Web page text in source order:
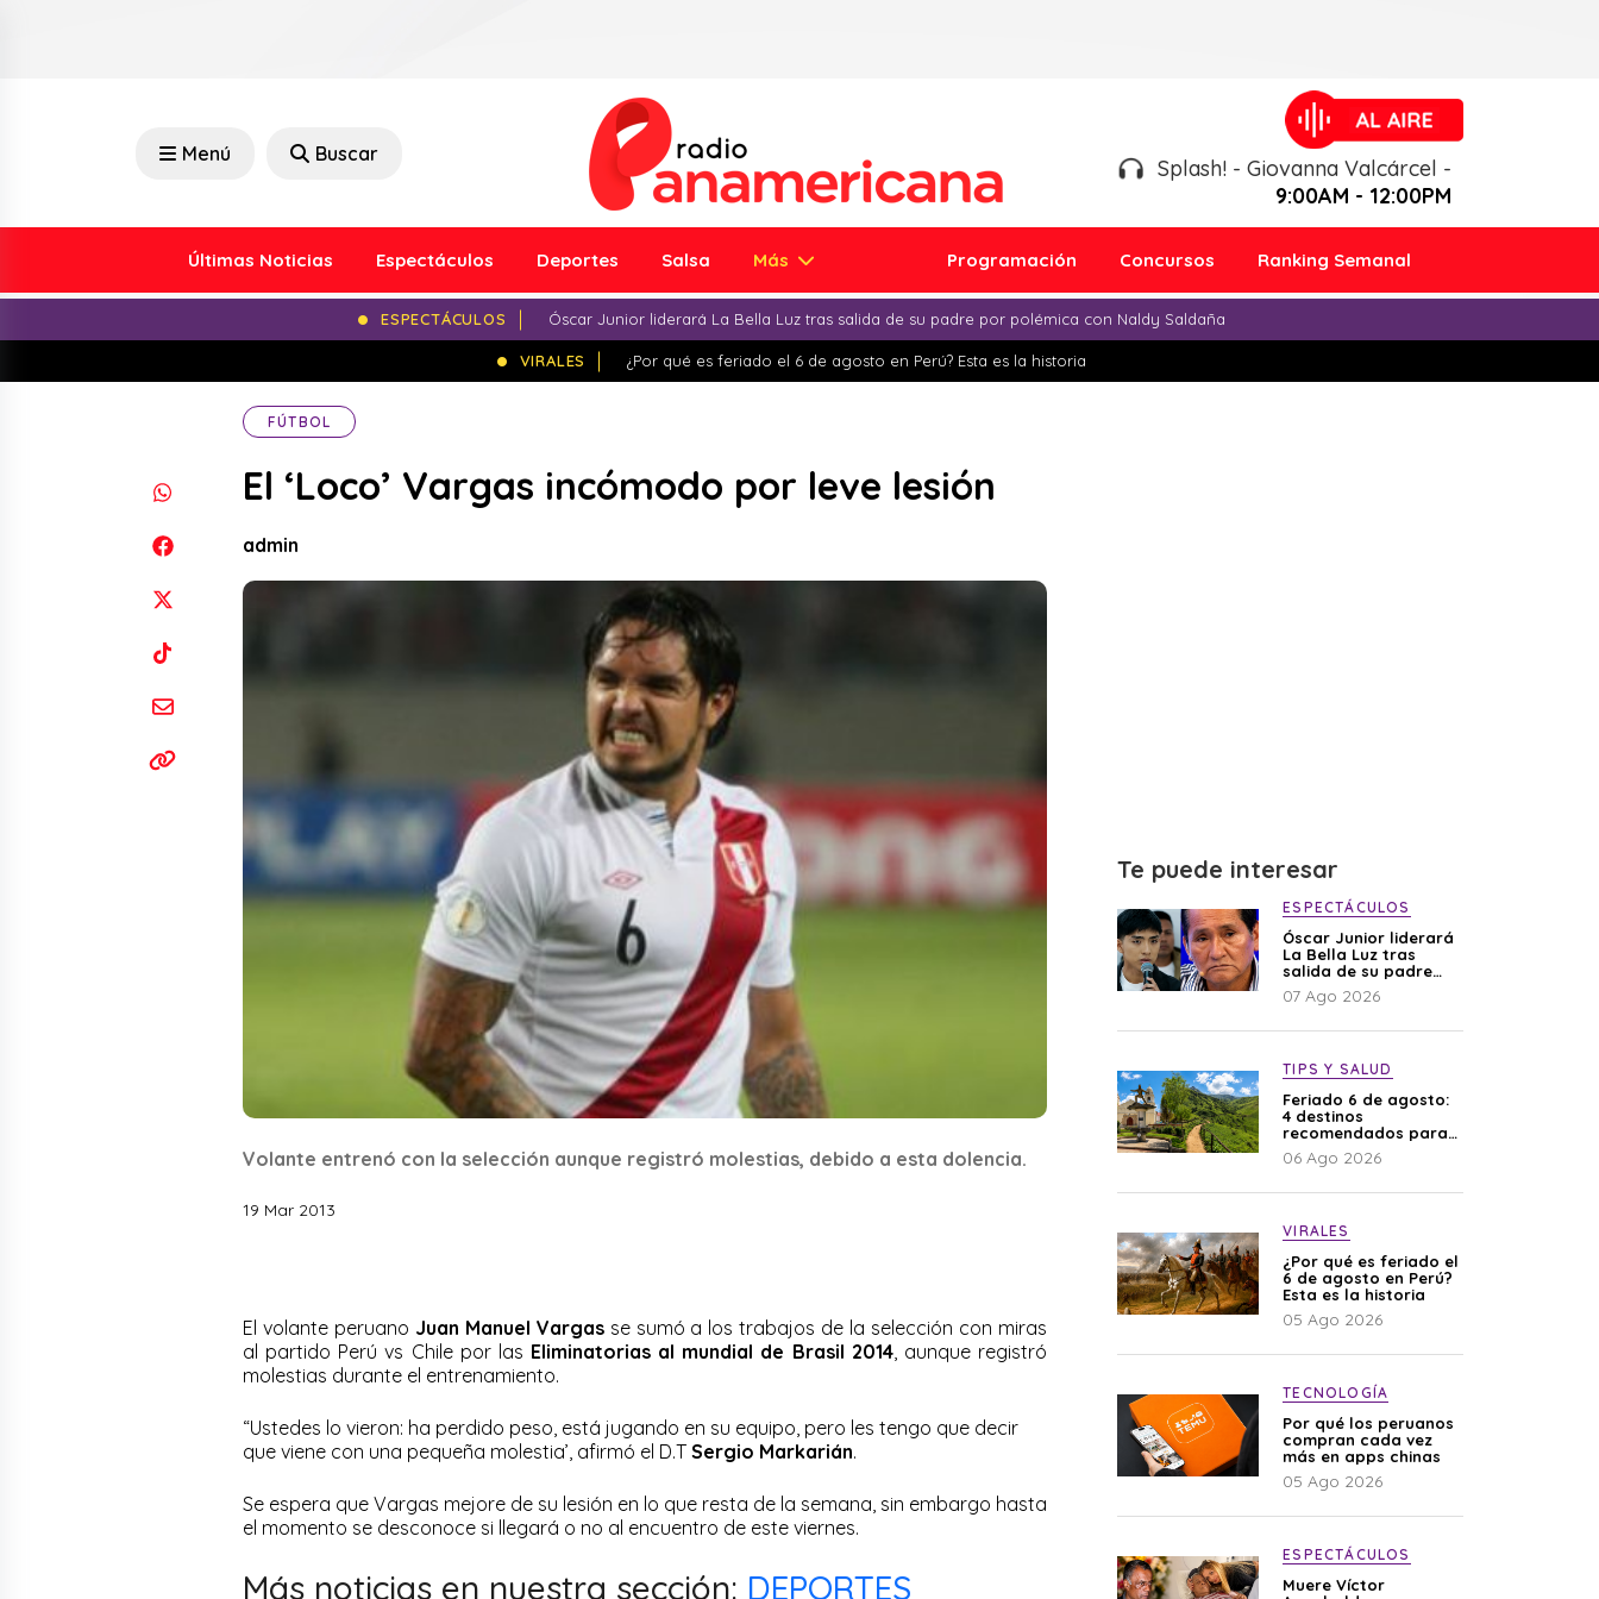
Menú Buscar
Splash! - Giovanna Valcárcel -
9:00AM - 12:00PM
Últimas Noticias Espectáculos Deportes Salsa Más Programación Concursos Ranking Semanal
ESPECTÁCULOS Óscar Junior liderará La Bella Luz tras salida de su padre por polémica con Naldy Saldaña
VIRALES ¿Por qué es feriado el 6 de agosto en Perú? Esta es la historia
FÚTBOL
El ‘Loco’ Vargas incómodo por leve lesión
admin
Volante entrenó con la selección aunque registró molestias, debido a esta dolencia.
19 Mar 2013
El volante peruano Juan Manuel Vargasse sumó a los trabajos de la selección con miras
al partido Perú vs Chile por las Eliminatorias al mundial de Brasil 2014, aunque registró
molestias durante el entrenamiento.
“Ustedes lo vieron: ha perdido peso, está jugando en su equipo, pero les tengo que decir
que viene con una pequeña molestia’, afirmó el D.T Sergio Markarián.
Se espera que Vargas mejore de su lesión en lo que resta de la semana, sin embargo hasta
el momento se desconoce si llegará o no al encuentro de este viernes.
Más noticias en nuestra sección: DEPORTES
Te puede interesar
ESPECTÁCULOS
Óscar Junior liderará
La Bella Luz tras
salida de su padre
por polémica con
Naldy Saldaña
07 Ago 2026
TIPS Y SALUD
Feriado 6 de agosto:
4 destinos
recomendados para
disfrutar el descanso
06 Ago 2026
VIRALES
¿Por qué es feriado el
6 de agosto en Perú?
Esta es la historia
05 Ago 2026
TECNOLOGÍA
Por qué los peruanos
compran cada vez
más en apps chinas
05 Ago 2026
ESPECTÁCULOS
Muere Víctor